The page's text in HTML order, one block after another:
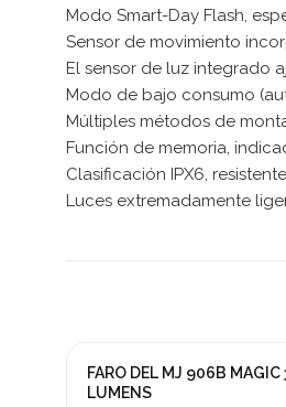
Modo Smart-Day Flash,
Sensor de movimiento
El sensor de luz integrado
Modo de bajo consumo
Múltiples métodos de
Función de memoria,
Clasificación IPX6,
Luces extremadamente
FARO DEL MJ 906B MAGIC
LUMENS